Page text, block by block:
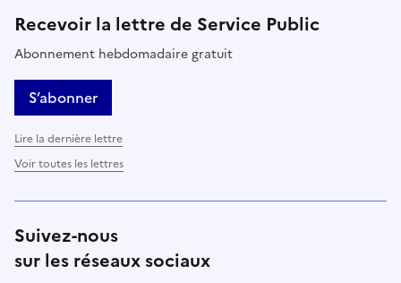
Recevoir la lettre de Service Public
Abonnement hebdomadaire gratuit
S’abonner
Lire la dernière lettre
Voir toutes les lettres
Suivez-nous
sur les réseaux sociaux